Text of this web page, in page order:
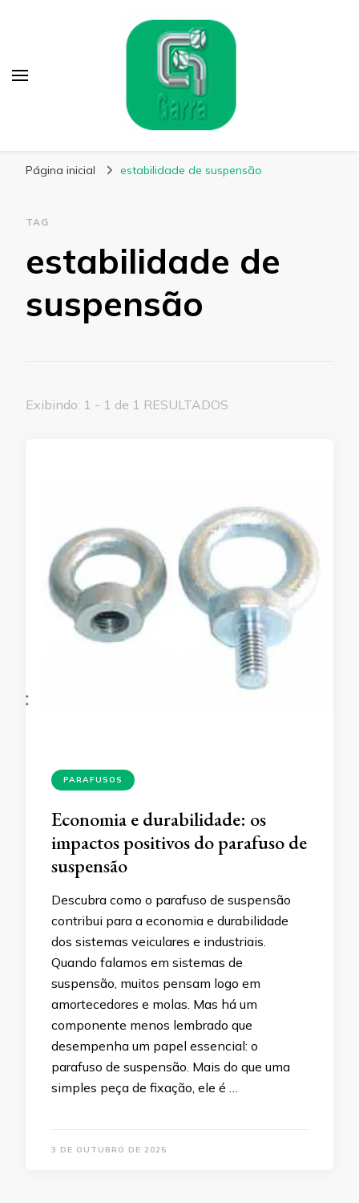
Página inicial estabilidade de suspensão
TAG
estabilidade de
suspensão
Exibindo: 1 - 1 de 1 RESULTADOS
PARAFUSOS
Economia e durabilidade: os
impactos positivos do parafuso de
suspensão
Descubra como o parafuso de suspensão
contribui para a economia e durabilidade
dos sistemas veiculares e industriais.
Quando falamos em sistemas de
suspensão, muitos pensam logo em
amortecedores e molas. Mas há um
componente menos lembrado que
desempenha um papel essencial: o
parafuso de suspensão. Mais do que uma
simples peça de fixação, ele é …
3 DE OUTUBRO DE 2025